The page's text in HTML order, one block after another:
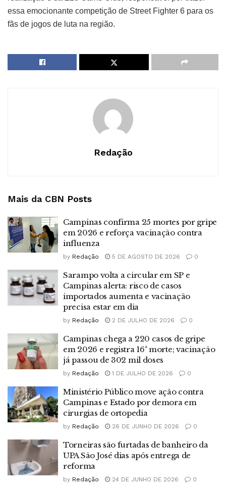
essa emocionante competição de Street Fighter 6 para os
fãs de jogos de luta na região.
Redação
Mais da CBN Posts
Campinas confirma 25 mortes por gripe
em 2026 e reforça vacinação contra
influenza
by Redação 5 DE AGOSTO DE 2026 0
Sarampo volta a circular em SP e
Campinas alerta: risco de casos
importados aumenta e vacinação
precisa estar em dia
by Redação 2 DE JULHO DE 2026 0
Campinas chega a 220 casos de gripe
em 2026 e registra 16ª morte; vacinação
já passou de 302 mil doses
by Redação 1 DE JULHO DE 2026 0
Ministério Público move ação contra
Campinas e Estado por demora em
cirurgias de ortopedia
by Redação 26 DE JUNHO DE 2026 0
Torneiras são furtadas de banheiro da
UPA São José dias após entrega de
reforma
by Redação 24 DE JUNHO DE 2026 0